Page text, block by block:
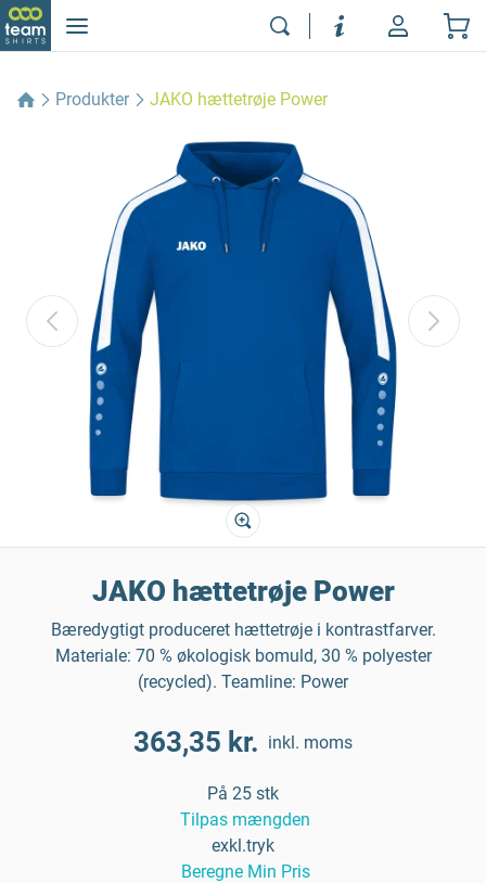
Produkter JAKO hættetrøje Power
JAKO hættetrøje Power
Bæredygtigt produceret hættetrøje i kontrastfarver.
Materiale: 70 % økologisk bomuld, 30 % polyester
(recycled). Teamline: Power
363,35 kr. inkl. moms
På 25 stk
Tilpas mængden
exkl.tryk
Beregne Min Pris